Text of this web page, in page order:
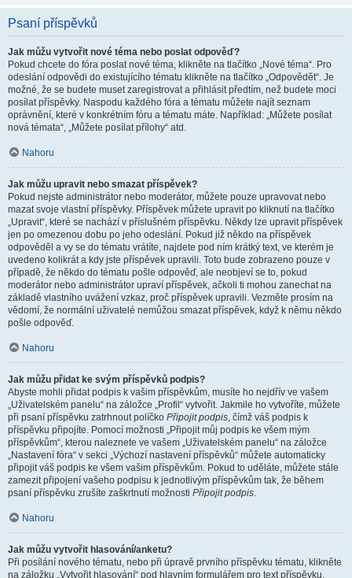
Psaní příspěvků
Jak můžu vytvořit nové téma nebo poslat odpověď?
Pokud chcete do fóra poslat nové téma, klikněte na tlačítko „Nové téma“. Pro
odeslání odpovědi do existujícího tématu klikněte na tlačítko „Odpovědět“. Je
možné, že se budete muset zaregistrovat a přihlásit předtím, než budete moci
posílat příspěvky. Naspodu každého fóra a tématu můžete najít seznam
oprávnění, které v konkrétním fóru a tématu máte. Například: „Můžete posílat
nová témata“, „Můžete posílat přílohy“ atd.
Nahoru
Jak můžu upravit nebo smazat příspěvek?
Pokud nejste administrátor nebo moderátor, můžete pouze upravovat nebo
mazat svoje vlastní příspěvky. Příspěvek můžete upravit po kliknutí na tlačítko
„Upravit“, které se nachází v příslušném příspěvku. Někdy lze upravit příspěvek
jen po omezenou dobu po jeho odeslání. Pokud již někdo na příspěvek
odpověděl a vy se do tématu vrátíte, najdete pod ním krátký text, ve kterém je
uvedeno kolikrát a kdy jste příspěvek upravili. Toto bude zobrazeno pouze v
případě, že někdo do tématu pošle odpověď, ale neobjeví se to, pokud
moderátor nebo administrátor upraví příspěvek, ačkoli ti mohou zanechat na
základě vlastního uvážení vzkaz, proč příspěvek upravili. Vezměte prosím na
vědomí, že normální uživatelé nemůžou smazat příspěvek, když k němu někdo
pošle odpověď.
Nahoru
Jak můžu přidat ke svým příspěvků podpis?
Abyste mohli přidat podpis k vašim příspěvkům, musíte ho nejdřív ve vašem
„Uživatelském panelu“ na záložce „Profil“ vytvořit. Jakmile ho vytvoříte, můžete
při psaní příspěvku zatrhnout políčko Připojit podpis, čímž váš podpis k
příspěvku připojíte. Pomocí možnosti „Připojit můj podpis ke všem mým
příspěvkům“, kterou naleznete ve vašem „Uživatelském panelu“ na záložce
„Nastavení fóra“ v sekci „Výchozí nastavení příspěvků“ můžete automaticky
připojit váš podpis ke všem vašim příspěvkům. Pokud to uděláte, můžete stále
zamezit připojení vašeho podpisu k jednotlivým příspěvkům tak, že během
psaní příspěvku zrušíte zaškrtnutí možnosti Připojit podpis.
Nahoru
Jak můžu vytvořit hlasování/anketu?
Při posílání nového tématu, nebo při úpravě prvního příspěvku tématu, klikněte
na záložku „Vytvořit hlasování“ pod hlavním formulářem pro text příspěvku.